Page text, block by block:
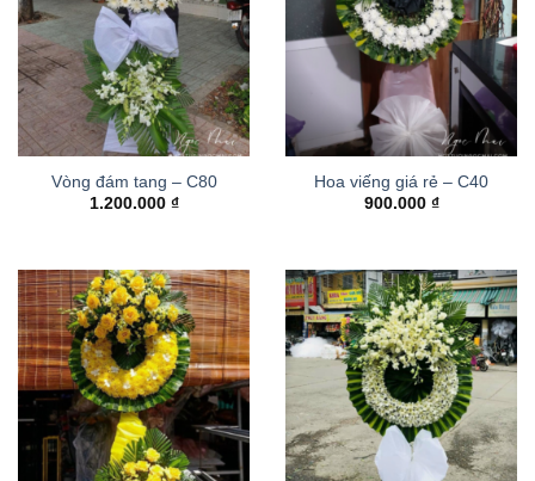
Vòng đám tang – C80
1.200.000 ₫
Hoa viếng giá rẻ – C40
900.000 ₫